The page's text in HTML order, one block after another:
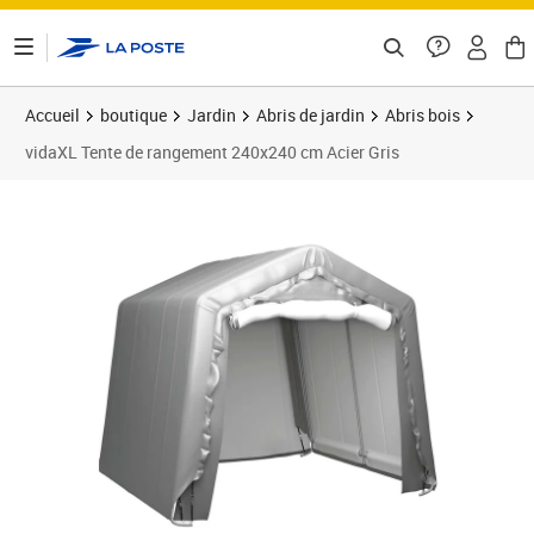
Accueil boutique Jardin Abris de jardin
Abris bois
vidaXL Tente de rangement 240x240 cm Acier Gris